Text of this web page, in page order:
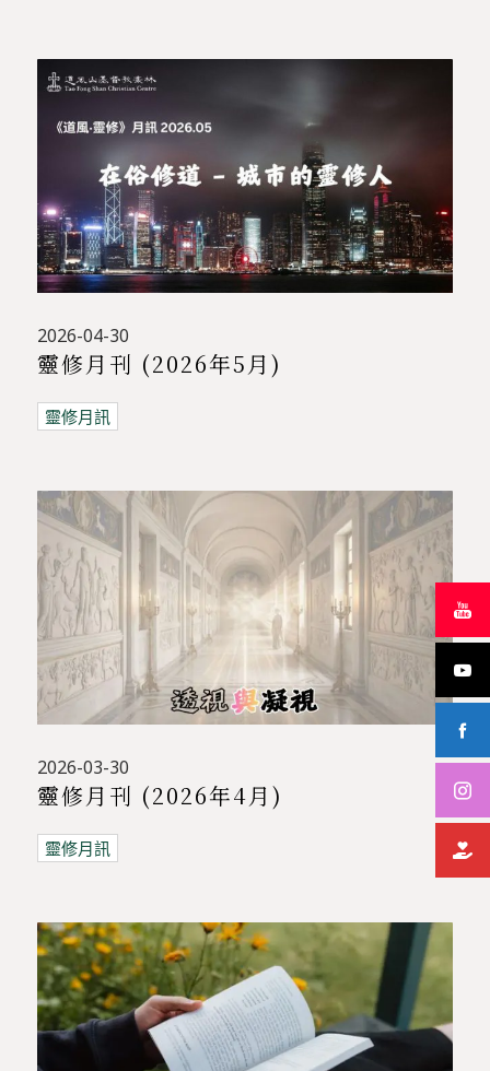
2026-04-30
靈修月刊 (2026年5月)
靈修月訊
2026-03-30
靈修月刊 (2026年4月)
靈修月訊